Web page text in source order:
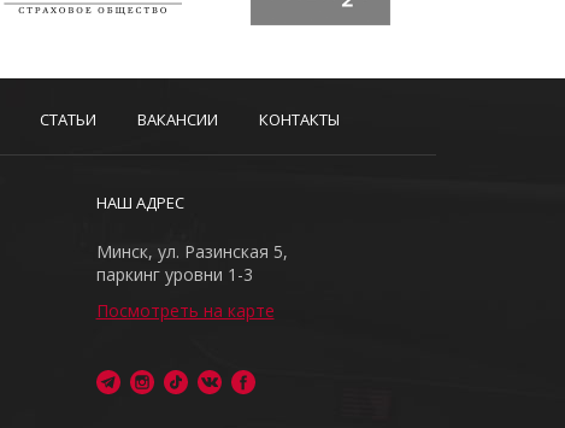
СТАТЬИ ВАКАНСИИ КОНТАКТЫ
НАШ АДРЕС
Минск, ул. Разинская 5,
паркинг уровни 1-3
Посмотреть на карте